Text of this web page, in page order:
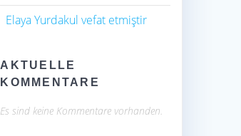
Elaya Yurdakul vefat etmiştir
AKTUELLE
KOMMENTARE
Es sind keine Kommentare vorhanden.